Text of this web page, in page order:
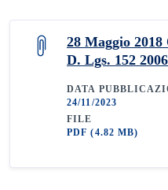
28 Maggio
D. Lgs. 152
DATA
24/11/2023
FILE
PDF(4.82 MB)